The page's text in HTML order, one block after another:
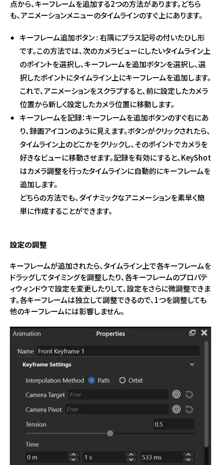
点から、キーフレームを追加する2つの方法があります。どちら
も、アニメーションメニューのタイムラインのすぐ上にあります。
キーフレーム追加ボタン : 右隅にプラス記号の付いたひし形
です。この方法では、次のカメラビューにしたいタイムライン上
のポイントを選択し、キーフレームを追加ボタンを選択し、選
択したポイントにタイムライン上にキーフレームを追加します。
これで、アニメーションをスクラブすると、前に設定したカメラ
位置から新しく設定したカメラ位置に移動します。
キーフレームを記録：キーフレームを追加ボタンのすぐ右にあ
り、録画アイコンのように見えます。ボタンがクリックされたら、
タイムライン上のどこかをクリックし、そのポイントでカメラを
好きなビューに移動させます。記録を有効にすると、KeyShot
はカメラ調整を行ったタイムラインに自動的にキーフレームを
追加します。
どちらの方法でも、ダイナミックなアニメーションを素早く簡
単に作成することができます。
設定の調整
キーフレームが追加されたら、タイムライン上で各キーフレームを
ドラッグしてタイミングを調整したり、各キーフレームのプロパテ
ィウィンドウで設定を変更したりして、設定をさらに微調整できま
す。各キーフレームは独立して調整できるので、1つを調整しても
他のキーフレームには影響しません。